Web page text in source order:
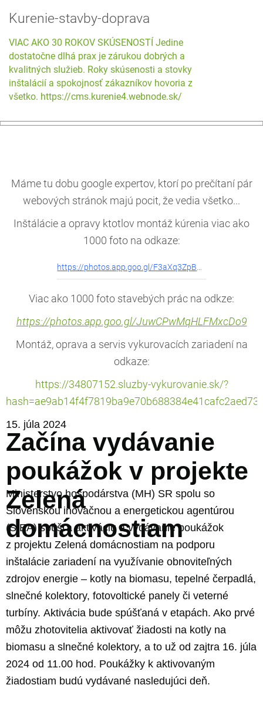
Kurenie-stavby-doprava
VIAC AKO 30 ROKOV SKÚSENOSTÍ Jedine
dostatočne dlhá prax je zárukou dobrých a
kvalitných služieb. Roky skúsenosti a stovky
inštalácií a spokojnosť zákazníkov hovoria za
všetko. https://cms.kurenie4.webnode.sk/
Máme tu dobu google expertov, ktorí po prečítaní pár
webových stránok majú pocit, že vedia všetko...
Inštálácie a opravy ktotlov montáž kúrenia viac ako
1000 foto na odkaze:
Viac ako 1000 foto stavebých prác na odkze:
https://photos.app.goo.gl/JuwCPwMqHLFMxcDo9
Montáž, oprava a servis vykurovacích zariadení na
odkaze:
https://34807152.sluzby-vykurovanie.sk/?
15. júla 2024
Začína vydávanie
poukážok v projekte
Zelená
domácnostiam
Ministerstvo hospodárstva (MH) SR spolu so
Slovenskou inovačnou a energetickou agentúrou
(SIEA) spúšťa aktiváciu a vydávanie poukážok
z projektu Zelená domácnostiam na podporu
inštalácie zariadení na využívanie obnoviteľných
zdrojov energie – kotly na biomasu, tepelné čerpadlá,
slnečné kolektory, fotovoltické panely či veterné
turbíny. Aktivácia bude spúšťaná v etapách. Ako prvé
môžu zhotovitelia aktivovať žiadosti na kotly na
biomasu a slnečné kolektory, a to už od zajtra 16. júla
2024 od 11.00 hod. Poukážky k aktivovaným
žiadostiam budú vydávané nasledujúci deň.